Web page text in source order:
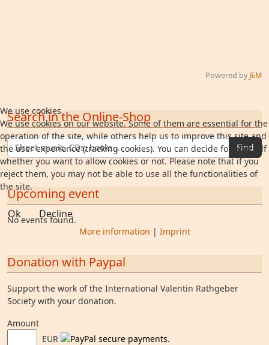
Powered byJEM
Search in the Online-Shop
Find
Upcoming event
No events found.
Donation with Paypal
Support the work of the International Valentin Rathgeber
Society with your donation.
Amount
EUR
We use cookies
We use cookies on our website. Some of them are essential for the
operation of the site, while others help us to improve this site and
the user experience (tracking cookies). You can decide for yourself
whether you want to allow cookies or not. Please note that if you
reject them, you may not be able to use all the functionalities of
the site.
Ok Decline
More information | Imprint